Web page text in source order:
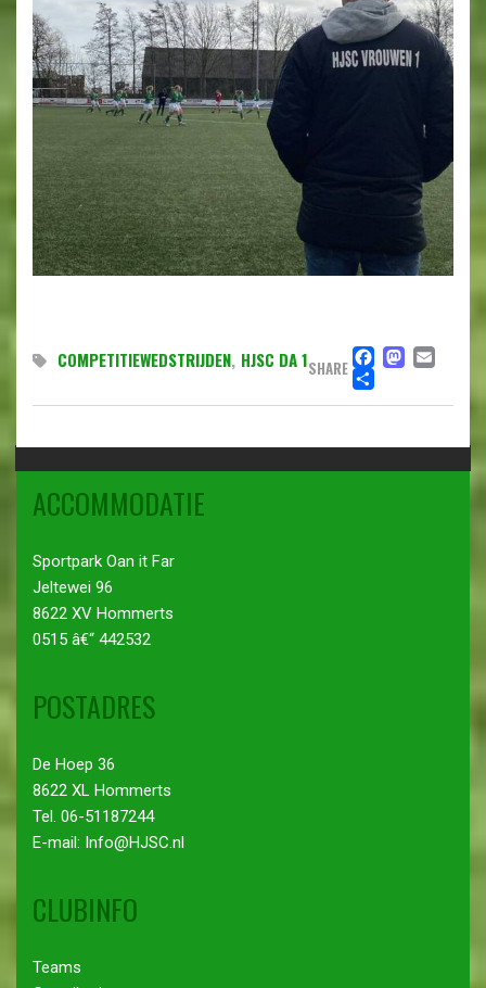
COMPETITIEWEDSTRIJDEN, HJSC DA 1SHARE DELEN
ACCOMMODATIE
Sportpark Oan it Far
Jeltewei 96
8622 XV Hommerts
0515 â€“ 442532
POSTADRES
De Hoep 36
8622 XL Hommerts
Tel. 06-51187244
E-mail: Info@HJSC.nl
CLUBINFO
Teams